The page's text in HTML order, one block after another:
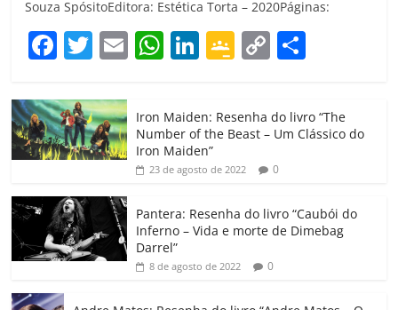
Souza SpósitoEditora: Estética Torta – 2020Páginas:
F
c
e
b
o
o
k
T
itt
er
E W
at
s
A
p
Li
e
dI
G
gl
e
Cl
a
ss
ro
o
C
p
y
Li
k
m
p
h
ar
Iron Maiden: Resenha do livro “The
Number of the Beast – Um Clássico do
Iron Maiden”
23 de agosto de 2022 0
Pantera: Resenha do livro “Caubói do
Inferno – Vida e morte de Dimebag
Darrel”
8 de agosto de 2022 0